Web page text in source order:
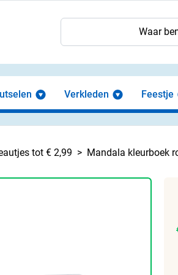
Verkleden Feestje
tot € 2,99 Mandala kleurboek